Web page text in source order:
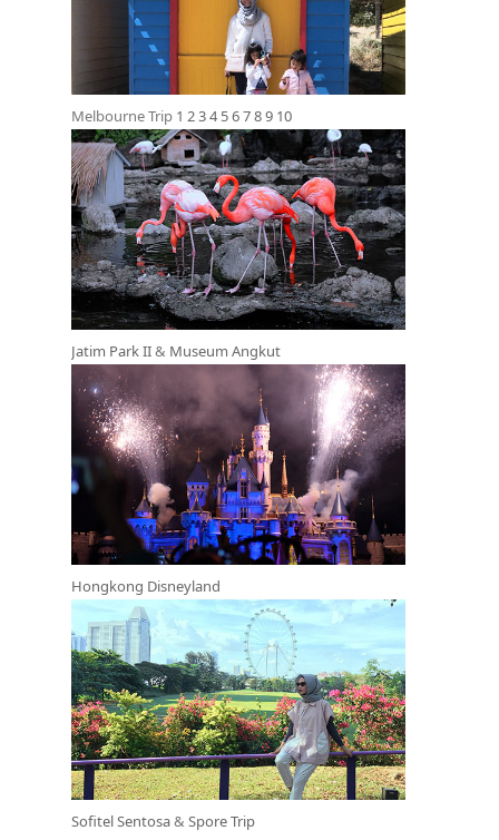
Melbourne Trip 1 23456789 10
Jatim Park II& Museum Angkut
Hongkong Disneyland
Sofitel Sentosa& Spore Trip